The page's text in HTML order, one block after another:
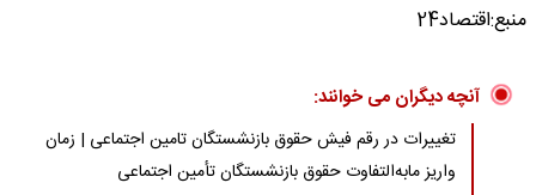
منبع:اقتصاد24
آنچه دیگران می خوانند:
تغییرات در رقم فیش حقوق بازنشستگان تامین اجتماعی | زمان
واریز مابه‌التفاوت حقوق بازنشستگان تأمین اجتماعی